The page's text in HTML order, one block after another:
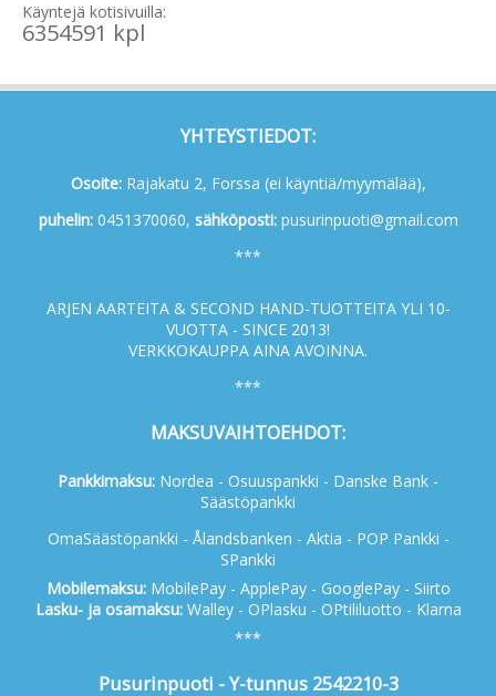
Käyntejä kotisivuilla:
6354591 kpl
YHTEYSTIEDOT:
Osoite:Rajakatu 2, Forssa (ei käyntiä/myymälää),
puhelin:0451370060, sähköposti:pusurinpuoti@gmail.com
***
ARJEN AARTEITA & SECOND HAND-TUOTTEITA YLI 10-
VUOTTA - SINCE 2013!
VERKKOKAUPPA AINA AVOINNA.
***
MAKSUVAIHTOEHDOT:
Pankkimaksu: Nordea - Osuuspankki - Danske Bank -
Säästöpankki
OmaSäästöpankki - Ålandsbanken - Aktia - POP Pankki -
SPankki
Mobilemaksu:MobilePay - ApplePay - GooglePay - Siirto
Lasku- ja osamaksu:Walley - OPlasku - OPtililuotto - Klarna
***
Pusurinpuoti - Y-tunnus 2542210-3